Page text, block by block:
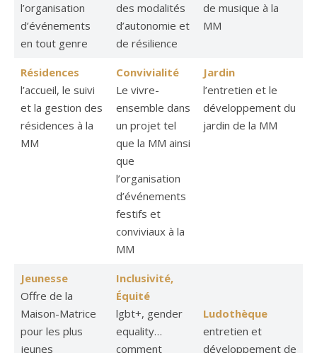
l’organisation
d’événements
en tout genre
des modalités
d’autonomie et
de résilience
de musique à la
MM
Résidences
l’accueil, le suivi
et la gestion des
résidences à la
MM
Convivialité
Le vivre-
ensemble dans
un projet tel
que la MM ainsi
que
l’organisation
d’événements
festifs et
conviviaux à la
MM
Jardin
l’entretien et le
développement du
jardin de la MM
Jeunesse
Offre de la
Maison-Matrice
pour les plus
jeunes
Inclusivité,
Équité
lgbt+, gender
equality…
comment
Ludothèque
entretien et
développement de